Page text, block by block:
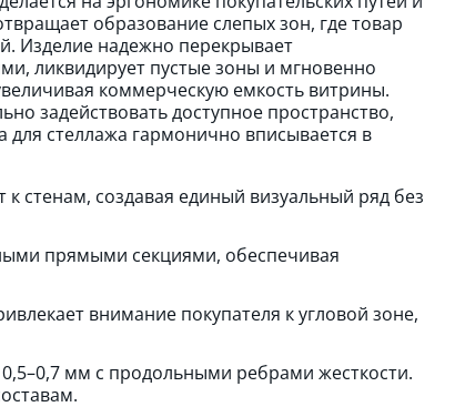
образование слепых зон, где товар
Изделие надежно перекрывает
ликвидирует пустые зоны и мгновенно
коммерческую емкость витрины.
задействовать доступное пространство,
стеллажа гармонично вписывается в
стенам, создавая единый визуальный ряд без
прямыми секциями, обеспечивая
внимание покупателя к угловой зоне,
мм с продольными ребрами жесткости.